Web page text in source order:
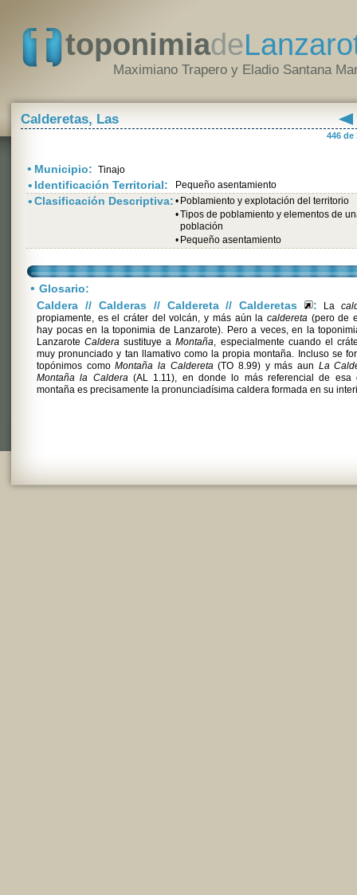
toponimiade
Maximiano Trapero y Eladio Santana
Calderetas, Las
446 de
• Municipio: Tinajo
• Identificación Territorial: Pequeño asentamiento
•Clasificación Descriptiva: • Poblamiento y explotación del territorio
•Tipos de poblamiento y elementos de
población
• Pequeño asentamiento
• Glosario:
Caldera // Calderas // Caldereta // Calderetas
: La
propiamente, es el cráter del volcán, y más aún la caldereta(pero de
hay pocas en la toponimia de Lanzarote). Pero a veces, en la
LanzaroteCaldera sustituye aMontaña, especialmente cuando el
muy pronunciado y tan llamativo como la propia montaña. Incluso se
topónimos comoMontaña la Caldereta(TO 8.99) y más aun La
Montaña la Caldera(AL 1.11), en donde lo más referencial de esa
montaña es precisamente la pronunciadísima caldera formada en su